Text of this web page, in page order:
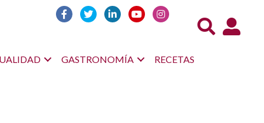
Acceso
GASTRONOMÍA RECETAS